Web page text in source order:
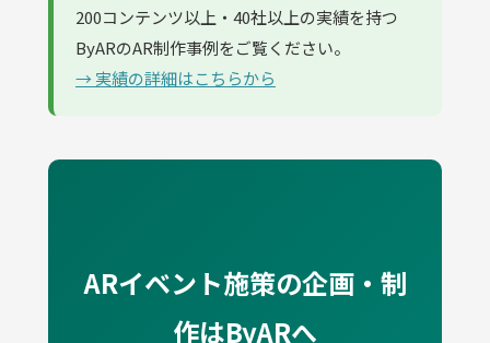
200コンテンツ以上・40社以上の実績を持つ
ByARのAR制作事例をご覧ください。
→ 実績の詳細はこちらから
ARイベント施策の企画・制
作はByARへ